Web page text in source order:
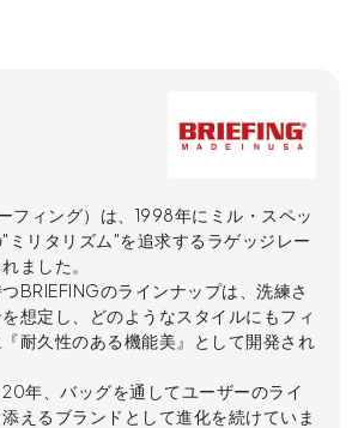
フィング）は、1998年にミル・スペッ
ミリタリズム"を追求するラゲッジレー
ました。
BRIEFINGのラインナップは、洗練さ
想定し、どのようなスタイルにもフィ
耐久性のある機能美』として開発され
年、バッグを通してユーザーのライ
えるブランドとして進化を続けていま